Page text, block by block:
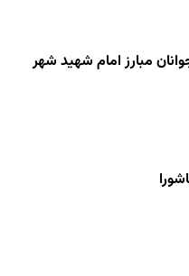
مبارز امام شهید شهر